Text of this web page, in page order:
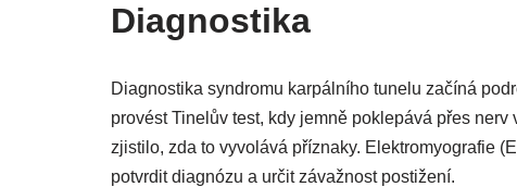
Diagnostika
Diagnostika syndromu karpálního tunelu začíná
provést Tinelův test, kdy jemně poklepává přes
zjistilo, zda to vyvolává příznaky. Elektromyografie
potvrdit diagnózu a určit závažnost postižení.